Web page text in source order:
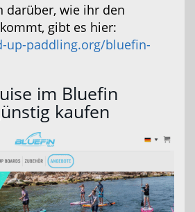
darüber, wie ihr den
gibt es hier:
up-paddling.org/bluefin-
im Bluefin
kaufen